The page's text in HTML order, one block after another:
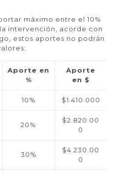
máximo entre el 10%
intervención, acorde con
estos aportes no podrán
Aporte en
%
Aporte
en $
10% $1.410.000
20%
$2.820.00
0
30%
$4.230.00
0